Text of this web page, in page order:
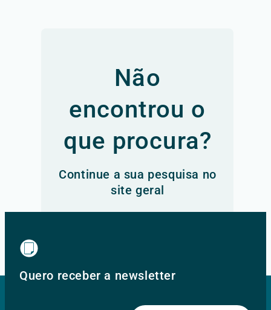
Não
encontrou o
que procura?
Continue a sua pesquisa no
site geral
Quero receber a newsletter